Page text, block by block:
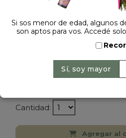
8
Dejá tu
RAMO DE FLORES DE
Cantidad:
Agregar al
Si sos menor de edad, algunos
son aptos para vos. Accedé